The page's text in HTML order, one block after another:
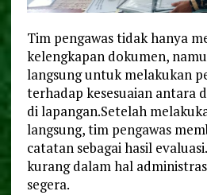
Tim pengawas tidak hanya
kelengkapan dokumen,
langsung untuk melakukan
terhadap kesesuaian antara
di lapangan.Setelah
langsung, tim pengawas
catatan sebagai hasil
kurang dalam hal
segera.